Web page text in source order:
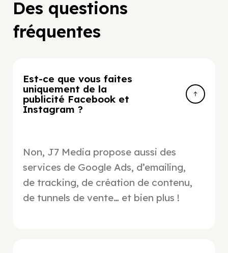
Des questions
fréquentes
Est-ce que vous faites
uniquement de la
publicité Facebook et
Instagram ?
Non, J7 Media propose aussi des
services de Google Ads, d’emailing,
de tracking, de création de contenu,
de tunnels de vente… et bien plus !